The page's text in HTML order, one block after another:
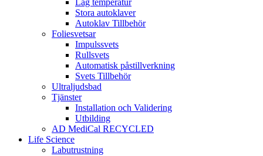
Låg temperatur
Stora autoklaver
Autoklav Tillbehör
Foliesvetsar
Impulssvets
Rullsvets
Automatisk påstillverkning
Svets Tillbehör
Ultraljudsbad
Tjänster
Installation och Validering
Utbilding
AD MediCal RECYCLED
Life Science
Labutrustning